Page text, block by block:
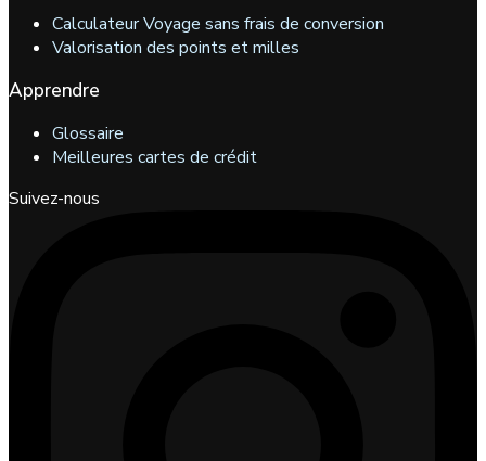
Calculateur Voyage sans frais de conversion
Valorisation des points et milles
Apprendre
Glossaire
Meilleures cartes de crédit
Suivez-nous